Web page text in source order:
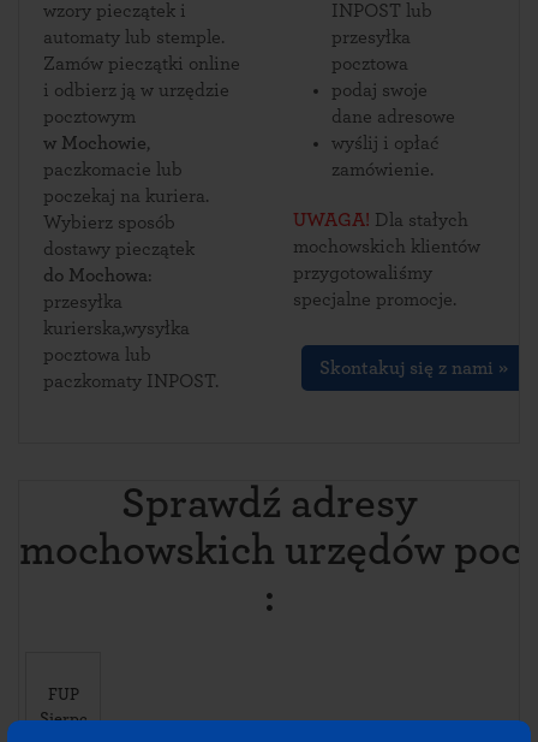
wzory pieczątek i
automaty lub stemple.
Zamów pieczątki online
i odbierz ją w urzędzie
pocztowym
w Mochowie,
paczkomacie lub
poczekaj na kuriera.
Wybierz sposób
dostawy pieczątek
do Mochowa:
przesyłka
kurierska,wysyłka
pocztowa lub
paczkomaty INPOST.
INPOST lub
przesyłka
pocztowa
podaj swoje
dane adresowe
wyślij i opłać
zamówienie.
UWAGA! Dla stałych
mochowskich klientów
przygotowaliśmy
specjalne promocje.
Skontakuj się z nami »
Sprawdź adresy
mochowskich urzędów
:
FUP
Sierpc